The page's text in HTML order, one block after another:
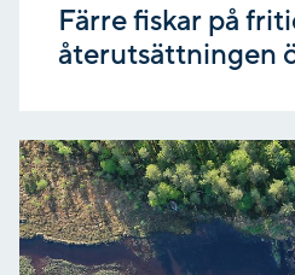
Färre fiskar på
återutsättningen